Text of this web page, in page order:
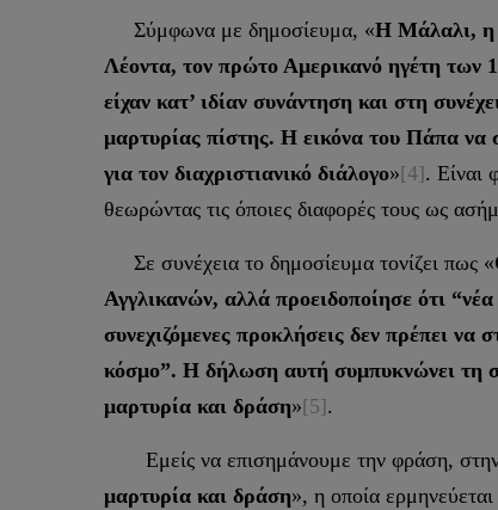
Σύμφωνα με δημοσίευμα, «Η Μάλαλι, η
Λέοντα, τον πρώτο Αμερικανό ηγέτη των
είχαν κατ’ ιδίαν συνάντηση και στη
μαρτυρίας πίστης. Η εικόνα του Πάπα να
για τον διαχριστιανικό διάλογο»[4]. Είναι
θεωρώντας τις όποιες διαφορές τους ως
Σε συνέχεια το δημοσίευμα τονίζει πως «
Αγγλικανών, αλλά προειδοποίησε ότι
συνεχιζόμενες προκλήσεις δεν πρέπει να
κόσμο”. Η δήλωση αυτή συμπυκνώνει τη
μαρτυρία και δράση»[5].
Εμείς να επισημάνουμε την φράση, στην
μαρτυρία και δράση», η οποία ερμηνεύεται